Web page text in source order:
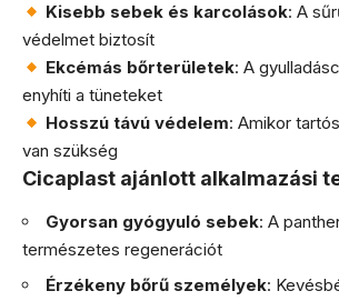
Kisebb sebek és karcolások: A
védelmet biztosít
Ekcémás bőrterületek: A
enyhíti a tüneteket
Hosszú távú védelem: Amikor
van szükség
Cicaplast ajánlott alkalmazási
Gyorsan gyógyuló sebek: A
természetes regenerációt
Érzékeny bőrű személyek: